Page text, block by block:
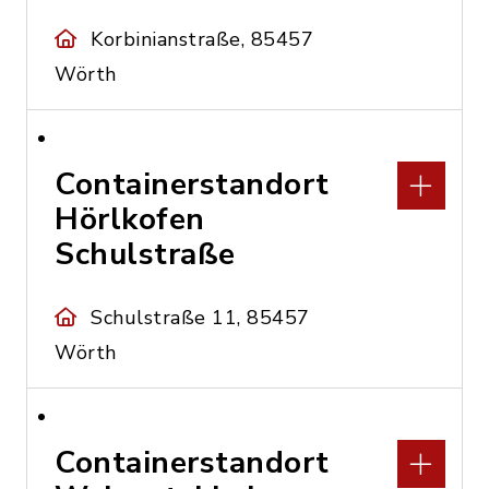
Korbinianstraße, 85457
Wörth
Containerstandort
Hörlkofen
Schulstraße
Schulstraße 11, 85457
Wörth
Containerstandort